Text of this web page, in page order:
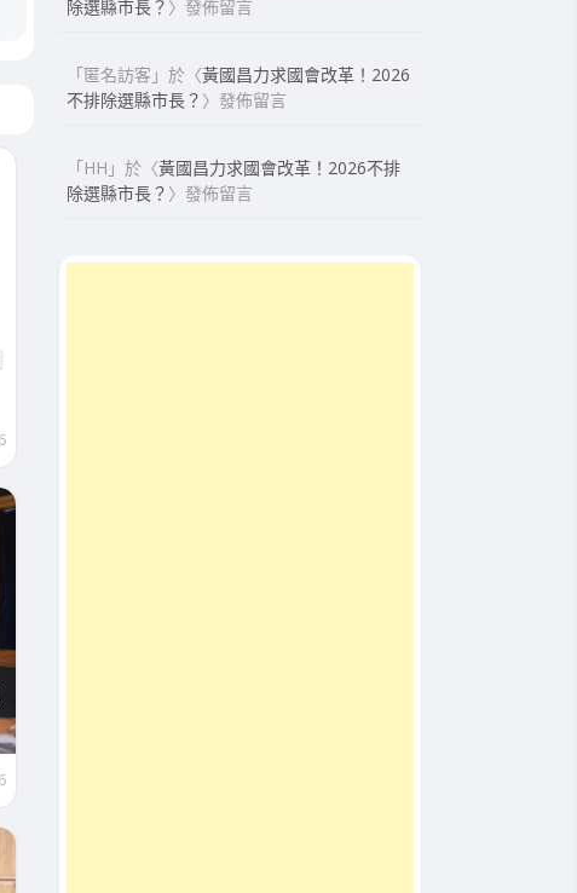
除選縣市長？ 〉發佈留言
「匿名訪客 」於〈黃國昌力求國會改革！2026
不排除選縣市長？ 〉發佈留言
「HH 」於〈黃國昌力求國會改革！2026不排
除選縣市長？ 〉發佈留言